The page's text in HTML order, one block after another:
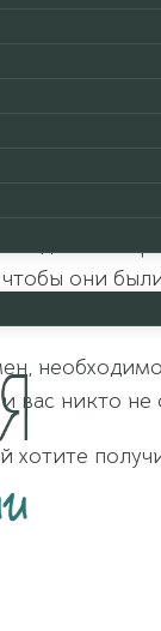
они
вас никто не